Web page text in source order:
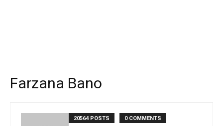
Farzana Bano
20564 POSTS 0 COMMENTS